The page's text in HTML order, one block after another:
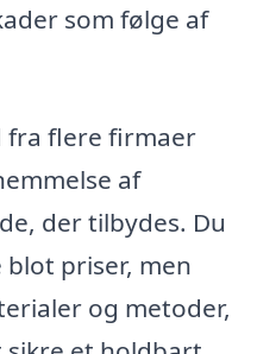
som følge af
fra flere firmaer
af
der tilbydes. Du
blot priser, men
og metoder,